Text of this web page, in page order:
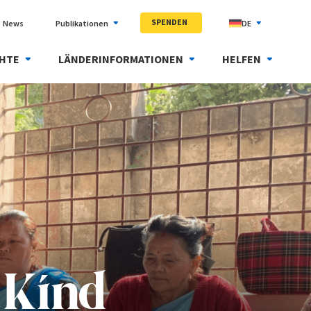
News Publikationen SPENDEN DE
LÄNDERINFORMATIONEN HELFEN
Kind